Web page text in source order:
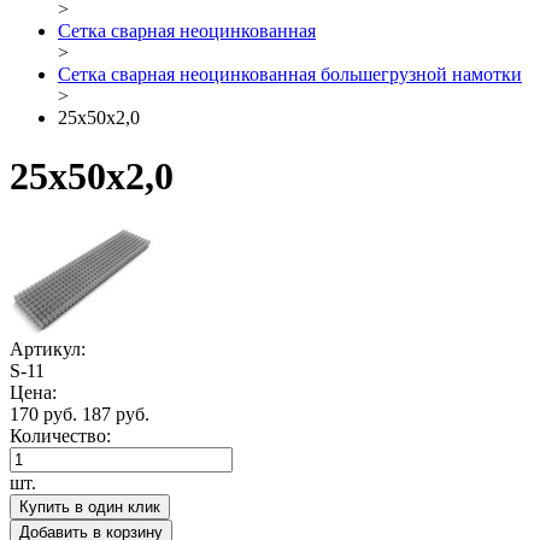
>
Сетка сварная неоцинкованная
>
Сетка сварная неоцинкованная большегрузной намотки
>
25х50х2,0
25х50х2,0
Артикул:
S-11
Цена:
170 руб. 187 руб.
Количество:
шт.
Купить в один клик
Добавить в корзину